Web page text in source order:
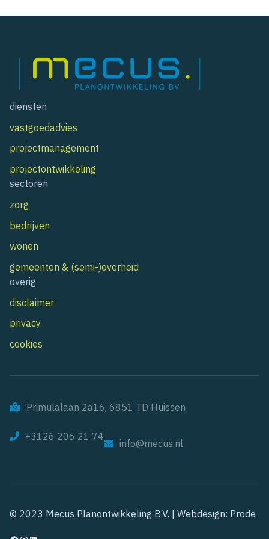
diensten
vastgoedadvies
projectmanagement
projectontwikkeling
sectoren
zorg
bedrijven
wonen
gemeenten & (semi-)overheid
overig
disclaimer
privacy
cookies
Primulalaan 2a16, 6851 TD Huissen
+3126 206 21 74
info@mecus.nl
© 2023 Mecus Planontwikkeling B.V. | Webdesign: Prode